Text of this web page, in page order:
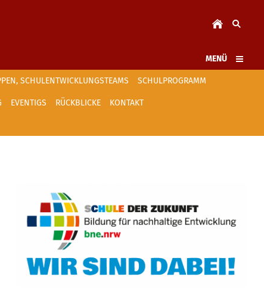
MENÜ
SCHULENTWICKLUNGSTEAMS SCHULPROGRAMM
EVENTIGS RÜCKBLICKE KONTAKT